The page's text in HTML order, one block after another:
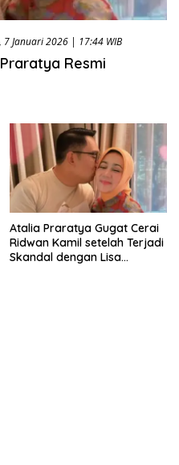
7 Januari 2026 | 17:44 WIB
Resmi
Atalia Praratya Gugat Cerai
Ridwan Kamil setelah Terjadi
Skandal dengan Lisa